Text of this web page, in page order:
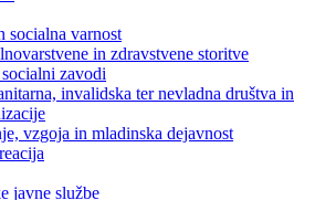
socialna varnost
in zdravstvene storitve
zavodi
invalidska ter nevladna društva in
vzgoja in mladinska dejavnost
javne službe